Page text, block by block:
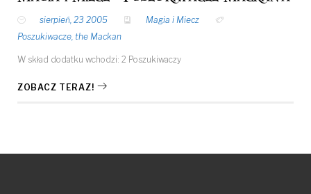
sierpień, 23 2005
Magia i Miecz
Poszukiwacze, the Mackan
W skład dodatku wchodzi: 2 Poszukiwaczy
ZOBACZ TERAZ!